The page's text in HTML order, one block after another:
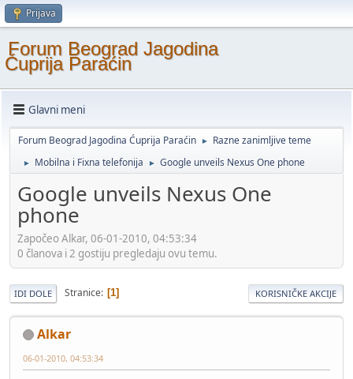
Prijava
Forum Beograd Jagodina
Ćuprija Paraćin
Glavni meni
Forum Beograd Jagodina Ćuprija Paraćin ► Razne zanimljive teme
► Mobilna i Fixna telefonija ► Google unveils Nexus One phone
Google unveils Nexus One
phone
Započeo Alkar, 06-01-2010, 04:53:34
0 članova i 2 gostiju pregledaju ovu temu.
IDI DOLE Stranice 1 KORISNIČKE AKCIJE
Alkar
06-01-2010, 04:53:34